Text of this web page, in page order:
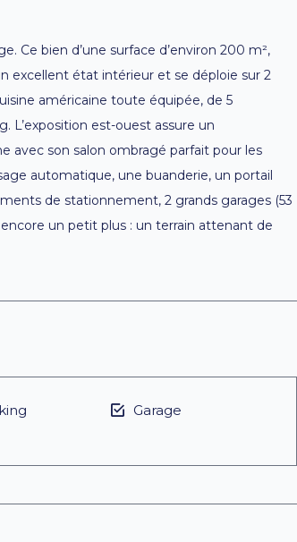
Ce bien d’une surface d’environ 200 m²,
excellent état intérieur et se déploie sur 2
américaine toute équipée, de 5
L’exposition est-ouest assure un
avec son salon ombragé parfait pour les
automatique, une buanderie, un portail
de stationnement, 2 grands garages (53
un petit plus : un terrain attenant de
Garage